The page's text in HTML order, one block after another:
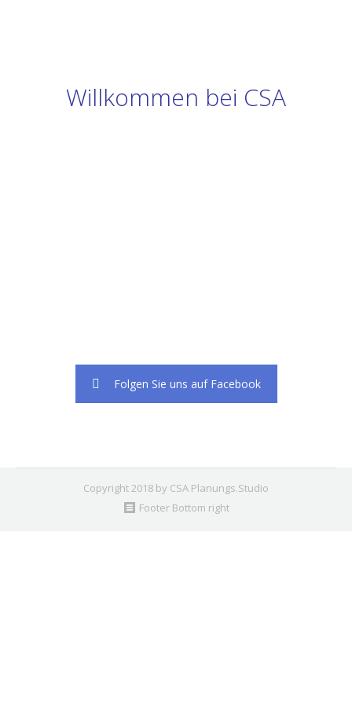
Willkommen bei CSA
Folgen Sie uns auf Facebook
Copyright 2018 by CSA Planungs.Studio
Footer Bottom right